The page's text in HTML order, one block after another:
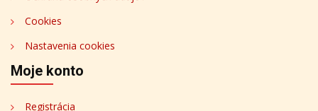
Cookies
Nastavenia cookies
Moje konto
Registrácia